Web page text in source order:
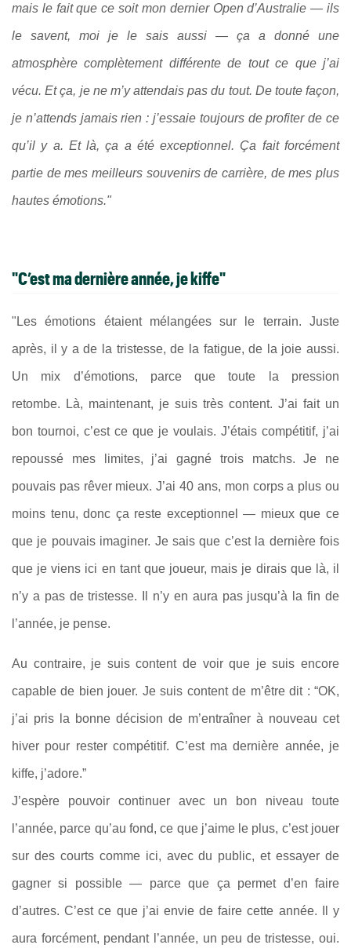
mais le fait que ce soit mon dernier Open d’Australie — ils
le savent, moi je le sais aussi — ça a donné une
atmosphère complètement différente de tout ce que j’ai
vécu. Et ça, je ne m’y attendais pas du tout. De toute façon,
je n’attends jamais rien : j’essaie toujours de profiter de ce
qu’il y a. Et là, ça a été exceptionnel. Ça fait forcément
partie de mes meilleurs souvenirs de carrière, de mes plus
hautes émotions."
"C’est ma dernière année, je kiffe"
"Les émotions étaient mélangées sur le terrain. Juste
après, il y a de la tristesse, de la fatigue, de la joie aussi.
Un mix d’émotions, parce que toute la pression
retombe. Là, maintenant, je suis très content. J’ai fait un
bon tournoi, c’est ce que je voulais. J’étais compétitif, j’ai
repoussé mes limites, j’ai gagné trois matchs. Je ne
pouvais pas rêver mieux. J’ai 40 ans, mon corps a plus ou
moins tenu, donc ça reste exceptionnel — mieux que ce
que je pouvais imaginer. Je sais que c’est la dernière fois
que je viens ici en tant que joueur, mais je dirais que là, il
n’y a pas de tristesse. Il n’y en aura pas jusqu’à la fin de
l’année, je pense.
Au contraire, je suis content de voir que je suis encore
capable de bien jouer. Je suis content de m’être dit : “OK,
j’ai pris la bonne décision de m’entraîner à nouveau cet
hiver pour rester compétitif. C’est ma dernière année, je
kiffe, j’adore.”
J’espère pouvoir continuer avec un bon niveau toute
l’année, parce qu’au fond, ce que j’aime le plus, c’est jouer
sur des courts comme ici, avec du public, et essayer de
gagner si possible — parce que ça permet d’en faire
d’autres. C’est ce que j’ai envie de faire cette année. Il y
aura forcément, pendant l’année, un peu de tristesse, oui.